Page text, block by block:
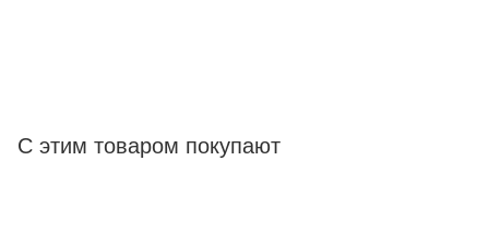
С этим товаром покупают